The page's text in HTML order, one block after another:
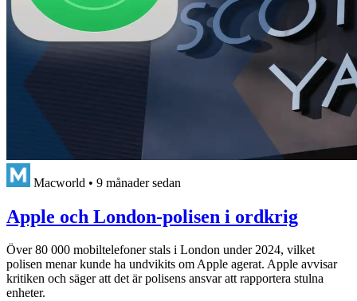
Macworld • 9 månader sedan
Apple och London-polisen i ordkrig
Över 80 000 mobiltelefoner stals i London under 2024, vilket
polisen menar kunde ha undvikits om Apple agerat. Apple avvisar
kritiken och säger att det är polisens ansvar att rapportera stulna
enheter.